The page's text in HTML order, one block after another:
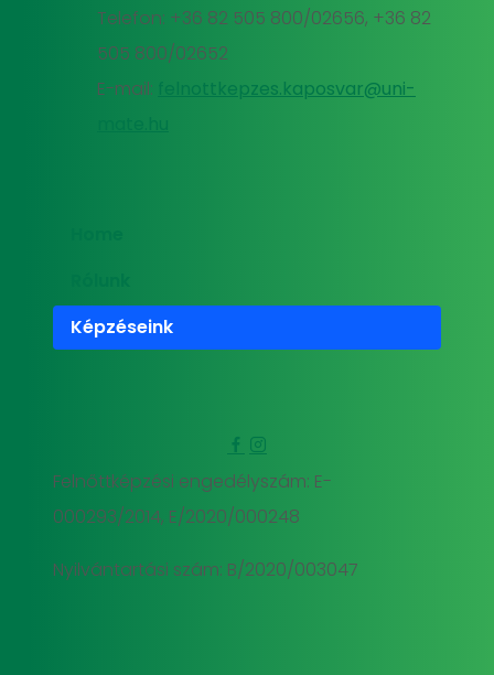
Telefon: +36 82 505 800/02656, +36 82
505 800/02652
E-mail:
felnottkepzes.kaposvar@uni-
Képzéseink
Felnőttképzési engedélyszám: E-
000293/2014, E/2020/000248
Nyilvántartási szám: B/2020/003047